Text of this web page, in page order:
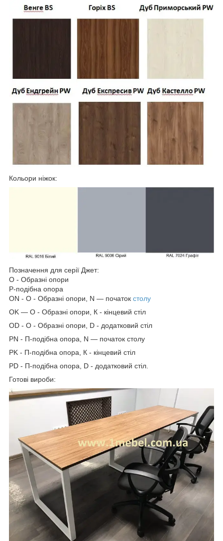
Кольори ніжок:
Позначення для серії Джет:
О - Образні опори
Р-подібна опора
ON - O - Образні опори, N — початок столу
OK — O - Образні опори, К - кінцевий стіл
OD - O - Образні опори, D - додатковий стіл
PN - П-подібна опора, N — початок столу
PK - П-подібна опора, К - кінцевий стіл
PD - П-подібна опора, D - додатковий стіл.
Готові вироби: